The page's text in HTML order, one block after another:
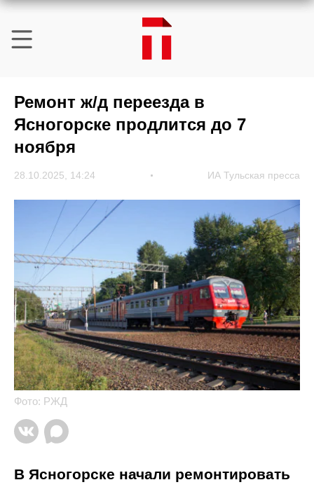
Ремонт ж/д переезда в
Ясногорске продлится до 7
ноября
28.10.2025, 14:24 ИА Тульская пресса
Фото: РЖД
В Ясногорске начали ремонтировать